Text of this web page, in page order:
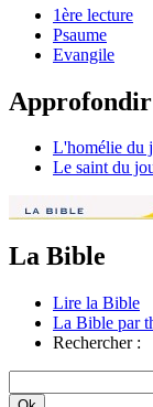
1ère lecture
Psaume
Evangile
Approfondir
L'homélie du
Le saint du
La Bible
Lire la Bible
La Bible par
Rechercher :